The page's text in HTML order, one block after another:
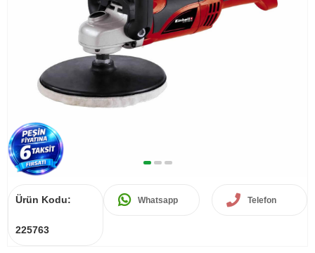
Ürün Kodu:
225763
Whatsapp Telefon